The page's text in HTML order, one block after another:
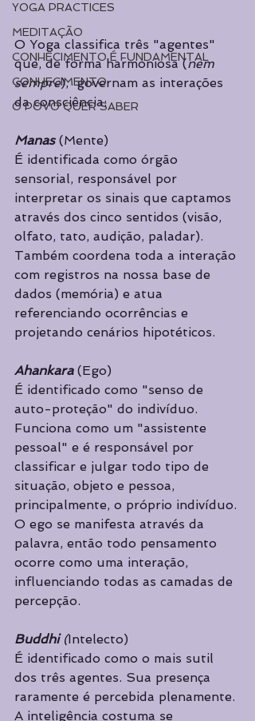
YOGA PRACTICES
MEDITAÇÃO
CONHECIMENTO É FUNDAMENTAL
CONHECIMENTO
O POVO QUER SABER
O Yoga classifica três "agentes"
que, de forma harmoniosa (nem
sempre),  governam as interações
da consciência:
Manas (Mente)
É identificada como órgão
sensorial, responsável por
interpretar os sinais que captamos
através dos cinco sentidos (visão,
olfato, tato, audição, paladar).
Também coordena toda a interação
com registros na nossa base de
dados (memória) e atua
referenciando ocorrências e
projetando cenários hipotéticos.
Ahankara (Ego)
É identificado como "senso de
auto-proteção" do indivíduo.
Funciona como um "assistente
pessoal" e é responsável por
classificar e julgar todo tipo de
situação, objeto e pessoa,
principalmente, o próprio indivíduo.
O ego se manifesta através da
palavra, então todo pensamento
ocorre como uma interação,
influenciando todas as camadas de
percepção.
Buddhi (Intelecto)
É identificado como o mais sutil
dos três agentes. Sua presença
raramente é percebida plenamente.
A inteligência costuma se